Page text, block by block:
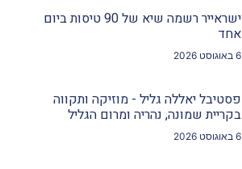
ישראייר רשמה שיא של 90 טיסות ביום
אחד
6 באוגוסט 2026
פסטיבל יאללה גליל - מוזיקה ותקווה
בקריית שמונה, נהריה ומרום הגליל
6 באוגוסט 2026